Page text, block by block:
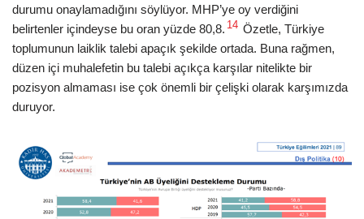
durumu onaylamadığını söylüyor. MHP’ye oy verdiğini
belirtenler içindeyse bu oran yüzde 80,8. 14 Özetle, Türkiye
toplumunun laiklik talebi apaçık şekilde ortada. Buna rağmen,
düzen içi muhalefetin bu talebi açıkça karşılar nitelikte bir
pozisyon almaması ise çok önemli bir çelişki olarak karşımızda
duruyor.